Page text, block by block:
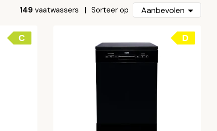
149 vaatwassers Sorteer op Aanbevolen
C D